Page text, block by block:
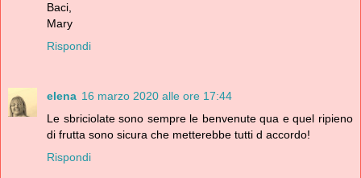
Baci,
Mary
Rispondi
elena 16 marzo 2020 alle ore 17:44
Le sbriciolate sono sempre le benvenute qua e quel ripieno
di frutta sono sicura che metterebbe tutti d accordo!
Rispondi